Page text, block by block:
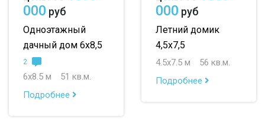
000 руб
Одноэтажный
дачный дом 6х8,5
2
6х8.5 м
51 кв.м.
Подробнее
000 руб
Летний домик
4,5х7,5
4.5х7.5 м
56 кв.м.
Подробнее